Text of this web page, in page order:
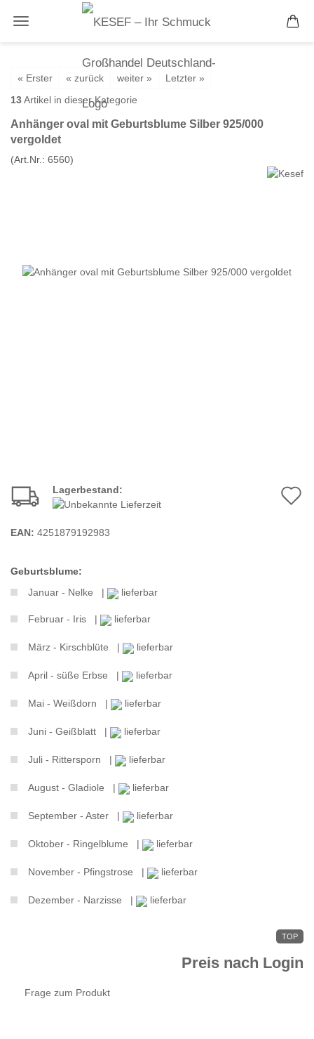
« Erster « zurück weiter »
Letzter »
13Artikel in dieser Kategorie
Anhänger oval mit Geburtsblume Silber 925/000
vergoldet
(Art.Nr.: 6560)
Lagerbestand:
EAN: 4251879192983
Geburtsblume:
Januar - Nelke |
lieferbar
Februar - Iris | lieferbar
März - Kirschblüte | lieferbar
April - süße Erbse | lieferbar
Mai - Weißdorn | lieferbar
Juni - Geißblatt | lieferbar
Juli - Rittersporn | lieferbar
August - Gladiole | lieferbar
September - Aster | lieferbar
Oktober - Ringelblume | lieferbar
November - Pfingstrose | lieferbar
Dezember - Narzisse | lieferbar
TOP
Preis nach Login
Frage zum Produkt